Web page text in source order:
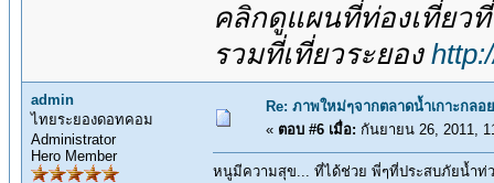
คลิกดูแผนที่ท่องเที่ยว
รวมที่เที่ยวระยอง
admin
ไทยระยองดอทคอม
Administrator
Hero Member
Re: ภาพใหม่ๆจากตลาดน้ำเกาะกลอ
« ตอบ #6 เมื่อ: กันยายน 26, 2011,
หนูมีความสุข... ที่ได้ช่วย พี่ๆที่ประสบภัยน้ำ